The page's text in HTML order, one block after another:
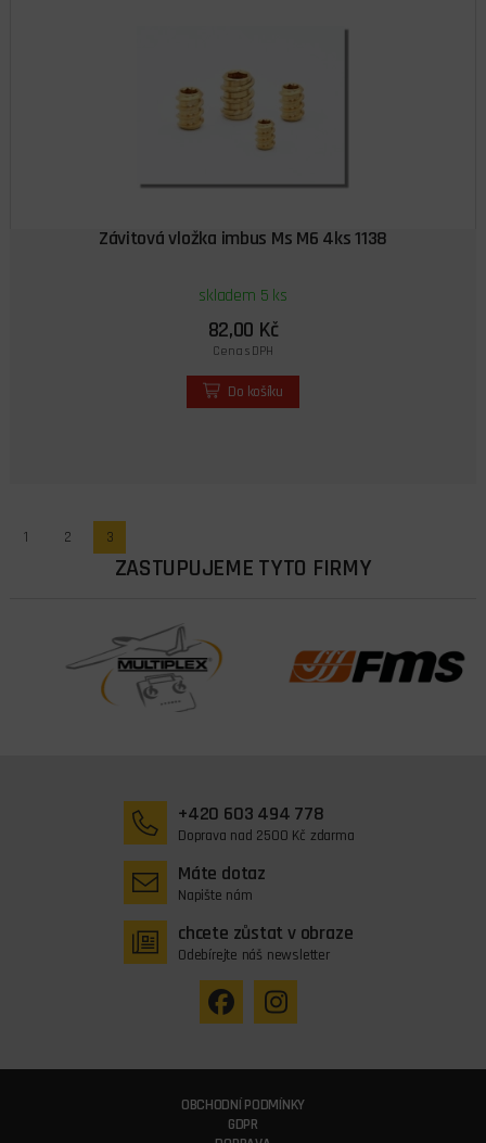
Závitová vložka imbus Ms M6 4ks 1138
skladem 5 ks
82,00 Kč
Cena s DPH
Do košíku
1 2 3
ZASTUPUJEME TYTO FIRMY
+420 603 494 778
Doprava nad 2500 Kč zdarma
Máte dotaz
Napište nám
chcete zůstat v obraze
Odebírejte náš newsletter
OBCHODNÍ PODMÍNKY
GDPR